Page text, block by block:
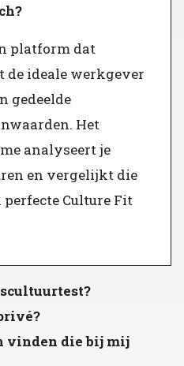
platform dat
de ideale werkgever
gedeelde
Het
analyseert je
en vergelijkt die
Culture Fit
vinden die bij mij